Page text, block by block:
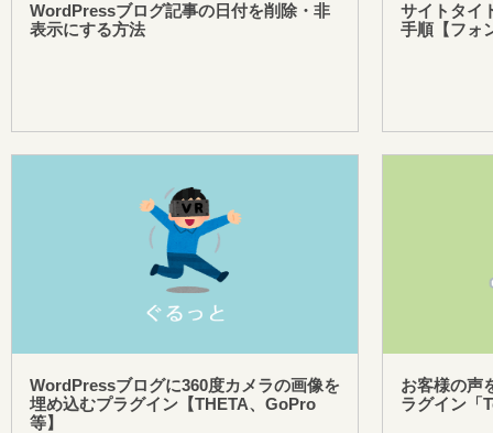
WordPressブログ記事の日付を削除・非
表示にする方法
サイトタイ
手順【フォ
WordPressブログに360度カメラの画像を
埋め込むプラグイン【THETA、GoPro
等】
お客様の声
ラグイン「